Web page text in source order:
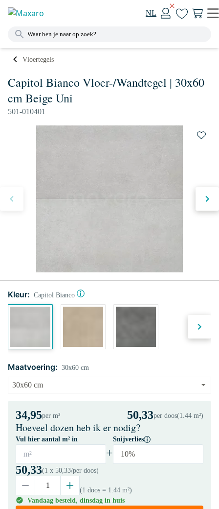
NL
Vloertegels
Capitol Bianco Vloer-/Wandtegel | 30x60
cm Beige Uni
501-010401
Kleur: Capitol Bianco
Maatvoering: 30x60 cm
34,95per m² 50,33per doos(1.44 m²)
Hoeveel dozen heb ik er nodig?
Vul hier aantal m² in
m² +
Snijverlies
10%
50,33(1 x 50,33/per doos)
(1 doos = 1.44 m²)
Vandaag besteld, dinsdag in huis